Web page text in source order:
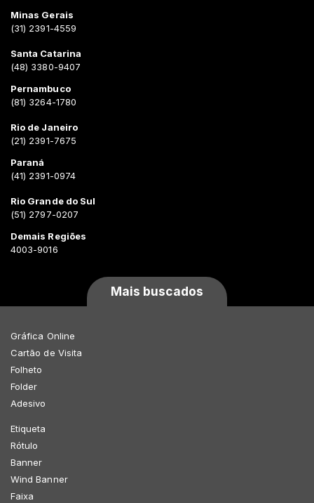
Minas Gerais
(31) 2391-4559
Santa Catarina
(48) 3380-9407
Pernambuco
(81) 3264-1780
Rio de Janeiro
(21) 2391-7675
Paraná
(41) 2391-0974
Rio Grande do Sul
(51) 2797-0207
Demais Regiões
4003-9016
Mais buscados
Gráfica Online
Cartão de Visita
Folheto
Folder
Adesivo
Etiqueta
Rótulo
Banner
Wind Banner
Faixa